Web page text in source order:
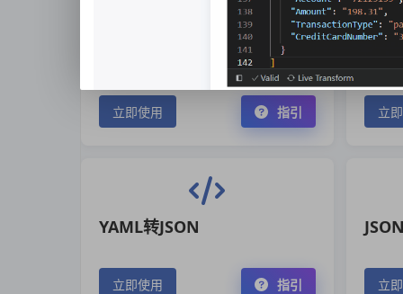
立即使用 指引 立
YAML转JSON
立即使用 指引 立